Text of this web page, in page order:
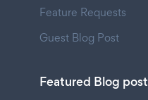
Feature Requests
Guest Blog Post
Featured Blog post